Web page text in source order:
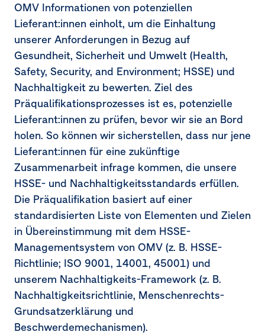
OMV Informationen von potenziellen
Lieferant:innen einholt, um die Einhaltung
unserer Anforderungen in Bezug auf
Gesundheit, Sicherheit und Umwelt (Health,
Safety, Security, and Environment; HSSE) und
Nachhaltigkeit zu bewerten. Ziel des
Präqualifikationsprozesses ist es, potenzielle
Lieferant:innen zu prüfen, bevor wir sie an Bord
holen. So können wir sicherstellen, dass nur jene
Lieferant:innen für eine zukünftige
Zusammenarbeit infrage kommen, die unsere
HSSE- und Nachhaltigkeitsstandards erfüllen.
Die Präqualifikation basiert auf einer
standardisierten Liste von Elementen und Zielen
in Übereinstimmung mit dem HSSE-
Managementsystem von OMV (z. B. HSSE-
Richtlinie; ISO 9001, 14001, 45001) und
unserem Nachhaltigkeits-Framework (z. B.
Nachhaltigkeitsrichtlinie, Menschenrechts-
Grundsatzerklärung und
Beschwerdemechanismen).